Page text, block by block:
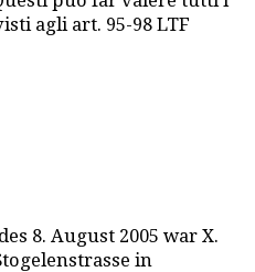
agli art. 95-98 LTF
8. August 2005 war X.
in